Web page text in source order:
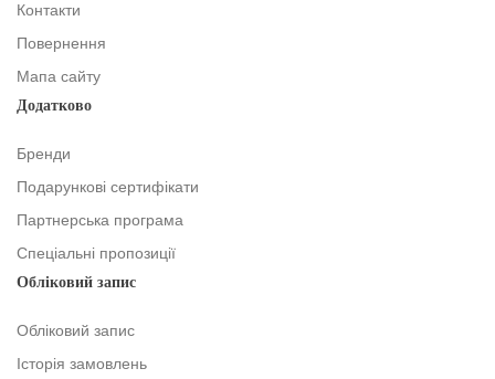
Контакти
Повернення
Мапа сайту
Додатково
Бренди
Подарункові сертифікати
Партнерська програма
Спеціальні пропозиції
Обліковий запис
Обліковий запис
Історія замовлень